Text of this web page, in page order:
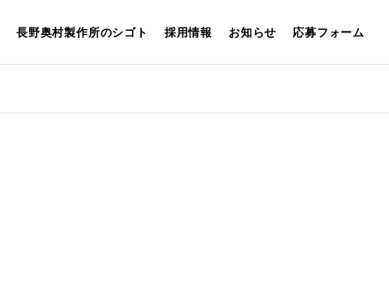
長野奥村製作所のシゴト 採用情報 お知らせ 応募フォーム